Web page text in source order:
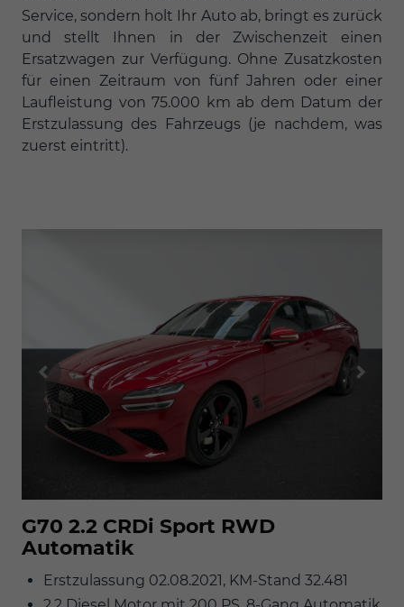
Service, sondern holt Ihr Auto ab, bringt es zurück
und stellt Ihnen in der Zwischenzeit einen
Ersatzwagen zur Verfügung. Ohne Zusatzkosten
für einen Zeitraum von fünf Jahren oder einer
Laufleistung von 75.000 km ab dem Datum der
Erstzulassung des Fahrzeugs (je nachdem, was
zuerst eintritt).
G70 2.2 CRDi Sport RWD
Automatik
Erstzulassung 02.08.2021, KM-Stand 32.481